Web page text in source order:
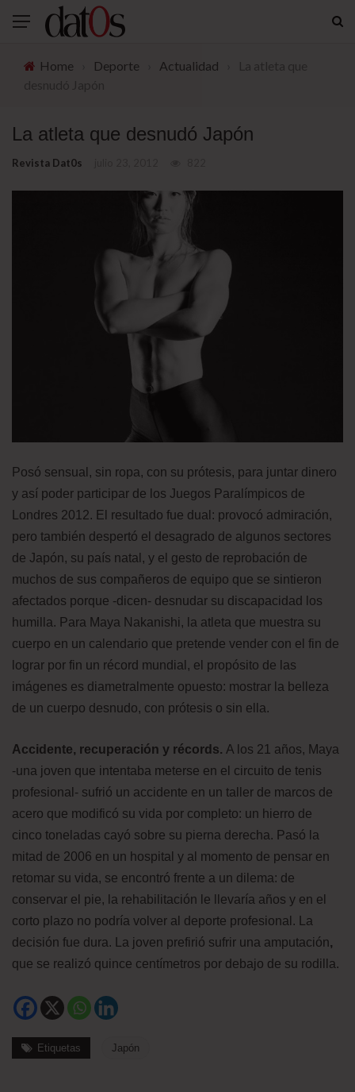
Home Deporte Actualidad
La atleta que desnudó Japón
Revista Dat0s
Posó sensual, sin ropa, con su prótesis, para juntar dinero
y así poder participar de los Juegos Paralímpicos de
Londres 2012. El resultado fue dual: provocó admiración,
pero también despertó el desagrado de algunos sectores
de Japón, su país natal, y el gesto de reprobación de
muchos de sus compañeros de equipo que se sintieron
afectados porque -dicen- desnudar su discapacidad los
humilla. Para Maya Nakanishi, la atleta que muestra su
cuerpo en un calendario que pretende vender con el fin de
lograr por fin un récord mundial, el propósito de las
imágenes es diametralmente opuesto: mostrar la belleza
de un cuerpo desnudo, con prótesis o sin ella.
Accidente, recuperación y récords. A los 21 años, Maya
-una joven que intentaba meterse en el circuito de tenis
profesional- sufrió un accidente en un taller de marcos de
acero que modificó su vida por completo: un hierro de
cinco toneladas cayó sobre su pierna derecha. Pasó la
mitad de 2006 en un hospital y al momento de pensar en
retomar su vida, se encontró frente a un dilema: de
conservar el pie, la rehabilitación le llevaría años y en el
corto plazo no podría volver al deporte profesional. La
decisión fue dura. La joven prefirió sufrir una amputación,
que se realizó quince centímetros por debajo de su rodilla.
Etiquetas Japón